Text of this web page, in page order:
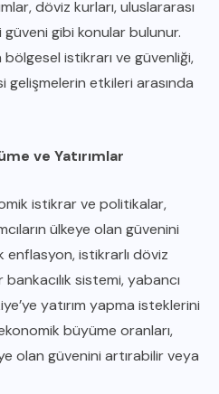
döviz kurları, uluslararası
gibi konular bulunur.
bölgesel istikrarı ve güvenliği,
gelişmelerin etkileri arasında
ve Yatırımlar
istikrar ve politikalar,
ülkeye olan güvenini
enflasyon, istikrarlı döviz
sistemi, yabancı
yatırım yapma isteklerini
büyüme oranları,
olan güvenini artırabilir veya